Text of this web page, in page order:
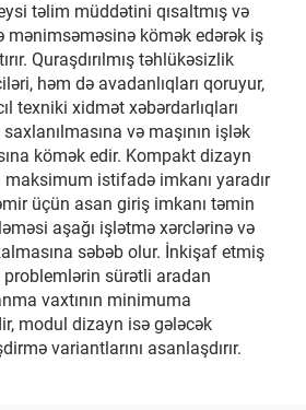
təlim müddətini qısaltmış və
mənimsəməsinə kömək edərək iş
Quraşdırılmış təhlükəsizlik
həm də avadanlıqları qoruyur,
texniki xidmət xəbərdarlıqları
və maşının işlək
kömək edir. Kompakt dizayn
istifadə imkanı yaradır
üçün asan giriş imkanı təmin
aşağı işlətmə xərclərinə və
səbəb olur. İnkişaf etmiş
sürətli aradan
vaxtının minimuma
modul dizayn isə gələcək
variantlarını asanlaşdırır.